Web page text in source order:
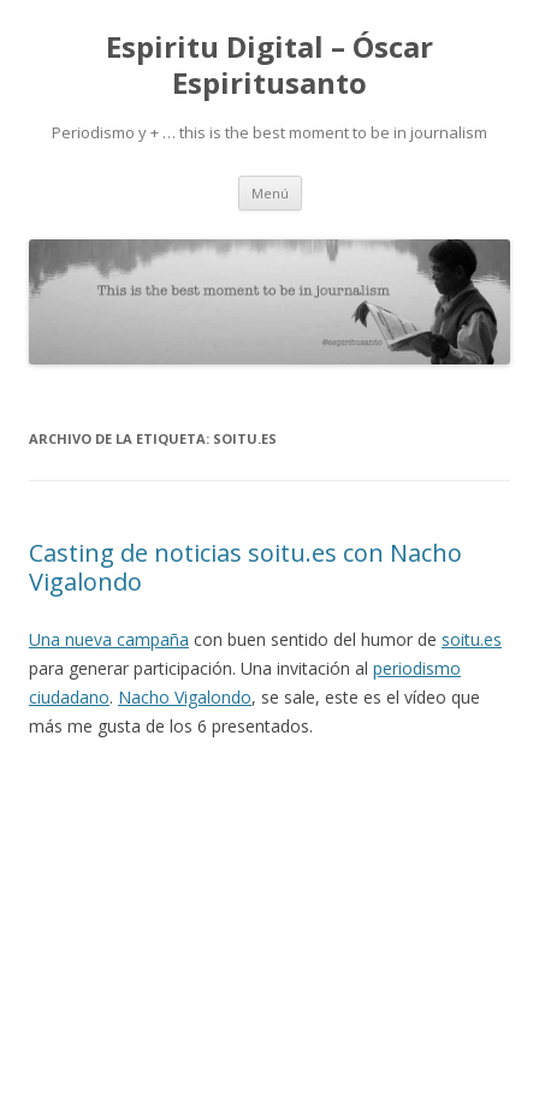
Espiritu Digital – Óscar
Espiritusanto
Periodismo y + … this is the best moment to be in journalism
Menú Ir
contenido
ARCHIVO DE LA ETIQUETA: SOITU.ES
Casting de noticias soitu.es con Nacho
Vigalondo
Una nueva campaña con buen sentido del humor de soitu.es
para generar participación. Una invitación al periodismo
ciudadano. Nacho Vigalondo, se sale, este es el vídeo que
más me gusta de los 6 presentados.